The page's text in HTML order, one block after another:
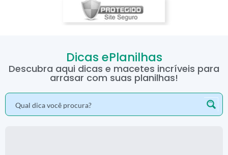
Dicas ePlanilhas
Descubra aqui dicas e macetes incríveis para
arrasar com suas planilhas!